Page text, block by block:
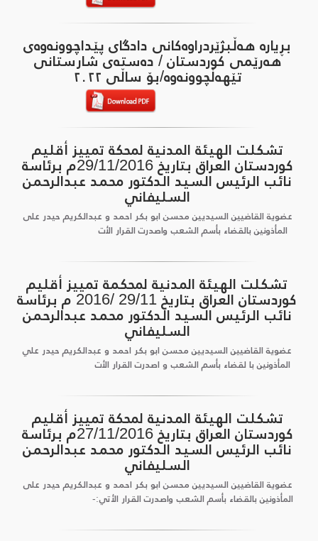
بڕیارە هەڵبژێردراوەکانی دادگای پێداچوونەوەی
هەرێمی کوردستان / دەستەی شارستانی
تێهەڵچوونەوە/بۆ ساڵی ٢٠٢٢
تشكلت الهيئة المدنية لمحكة تمييز أقليم
كوردستان العراق بتاريخ 29/11/2016م برئاسة
نائب الرئيس السيد الدكتور محمد عبدالرحمن
السليفاني
عضوية القاضيين السيديين محسن ابو بكر احمد و عبدالكريم حيدر على
المأذونين بالقضاء بأسم الشعب واصدرت القرار الأت
تشكلت الهيئة المدنية لمحكمة تمييز أقليم
كوردستان العراق بتاريخ 29/11 /2016 م برئاسة
نائب الرئيس السيد الدكتور محمد عبدالرحمن
السليفاني
عضوية القاضيين السيديين محسن ابو بكر احمد و عبدالكريم حيدر علي
المأذونين با لقضاء بأسم الشعب و اصدرت القرار الأت
تشكلت الهيئة المدنية لمحكة تمييز أقليم
كوردستان العراق بتاريخ 27/11/2016م برئاسة
نائب الرئيس السيد الدكتور محمد عبدالرحمن
السليفاني
عضوية القاضيين السيديين محسن ابو بكر احمد و عبدالكريم حيدر على
المأذونين بالقضاء بأسم الشعب واصدرت القرار الأتي:-